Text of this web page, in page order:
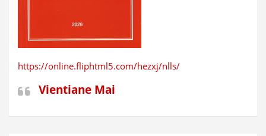
https://online.fliphtml5.com/hezxj/nlls/
Vientiane Mai